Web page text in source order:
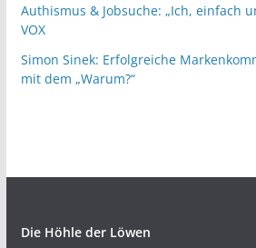
Authismus & Jobsuche: „Ich, einfach
VOX
Simon Sinek: Erfolgreiche
mit dem „Warum?“
Die Höhle der Löwen